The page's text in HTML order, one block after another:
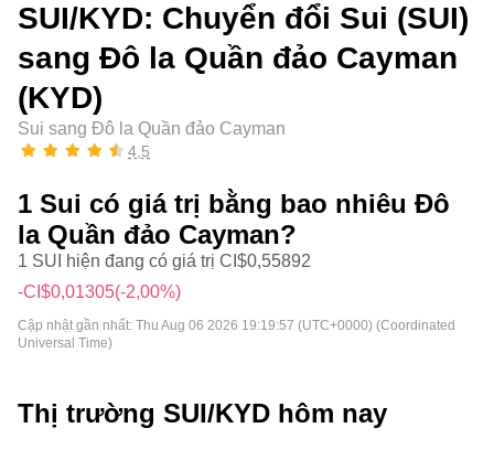
SUI/KYD: Chuyển đổi Sui (SUI)
sang Đô la Quần đảo Cayman
(KYD)
Sui sang Đô la Quần đảo Cayman
4,5
1 Sui có giá trị bằng bao nhiêu Đô
la Quần đảo Cayman?
1 SUI hiện đang có giá trị CI$0,55892
-CI$0,01305(-2,00%)
Cập nhật gần nhất: Thu Aug 06 2026 19:19:57 (UTC+0000) (Coordinated
Universal Time)
Thị trường SUI/KYD hôm nay